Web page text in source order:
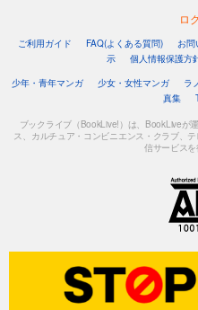
ロ
ご利用ガイド FAQ(よくある質問) お問
示
個人情報保護方
少年・青年マンガ
少女・女性マンガ ラ
真集
ブックライブ（BookLive!）は、BookLiveが
ス、カルチュア・コンビニエンス・クラブ、
信サービスを